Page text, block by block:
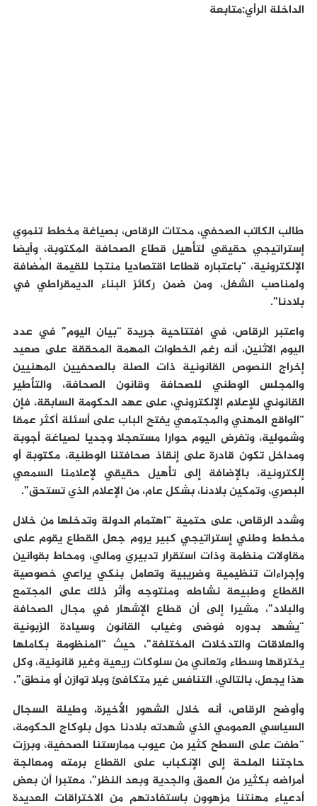
الداخلة الرأي:متابعة
طالب الكاتب الصحفي، محتات الرقاص، بصياغة مخطط تنموي
إستراتيجي حقيقي لتأهيل قطاع الصحافة المكتوبة، وأيضا
الإلكترونية، “باعتباره قطاعا اقتصاديا منتجا للقيمة المُضافة
ولمناصب الشغل، ومن ضمن ركائز البناء الديمقراطي في
بلادنا”.
واعتبر الرقاص، في افتتاحية جريدة “بيان اليوم” في عدد
اليوم الاثنين، أنه رغم الخطوات المهمة المحققة على صعيد
إخراج النصوص القانونية ذات الصلة بالصحفيين المهنيين
والمجلس الوطني للصحافة وقانون الصحافة، والتأطير
القانوني للإعلام الإلكتروني، على عهد الحكومة السابقة، فإن
“الواقع المهني والمجتمعي يفتح الباب على أسئلة أكثر عمقا
وشمولية، وتفرض اليوم حوارا مستعجلا وجديا لصياغة أجوبة
ومداخل تكون قادرة على إنقاذ صحافتنا الوطنية، مكتوبة أو
إلكترونية، بالإضافة إلى تأهيل حقيقي لإعلامنا السمعي
البصري، وتمكين بلادنا، بشكل عام، من الإعلام الذي تستحق”.
وشدد الرقاص، على حتمية “اهتمام الدولة وتدخلها من خلال
مخطط وطني إستراتيجي كبير يروم جعل القطاع يقوم على
مقاولات منظمة وذات استقرار تدبيري ومالي، ومحاط بقوانين
وإجراءات تنظيمية وضريبية وتعامل بنكي يراعي خصوصية
القطاع وطبيعة نشاطه ومنتوجه وأثر ذلك على المجتمع
والبلاد”، مشيرا إلى أن قطاع الإشهار في مجال الصحافة
“يشهد بدوره فوضى وغياب القانون وسيادة الزبونية
والعلاقات والتدخلات المختلفة”، حيث “المنظومة بكاملها
يخترقها وسطاء وتعاني من سلوكات ريعية وغير قانونية، وكل
هذا يجعل، بالتالي، التنافس غير متكافئ وبلا توازن أو منطق”.
وأوضح الرقاص، أنه خلال الشهور الأخيرة، وطيلة السجال
السياسي العمومي الذي شهدته بلادنا حول بلوكاج الحكومة،
“طفت على السطح كثير من عيوب ممارستنا الصحفية، وبرزت
حاجتنا الملحة إلى الإنكباب على القطاع برمته ومعالجة
أمراضه بكثير من العمق والجدية وبعد النظر”، معتبرا أن بعض
أدعياء مهنتنا مزهوون باستفادتهم من الاختراقات العديدة